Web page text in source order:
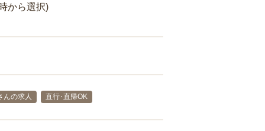
から選択)
んの求人 直行･直帰OK